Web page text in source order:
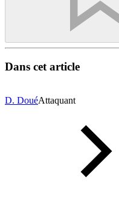
Dans cet article
D. DouéAttaquant